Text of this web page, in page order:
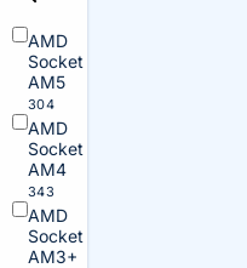
AMD
Socket
AM5
304
AMD
Socket
AM4
343
AMD
Socket
AM3+